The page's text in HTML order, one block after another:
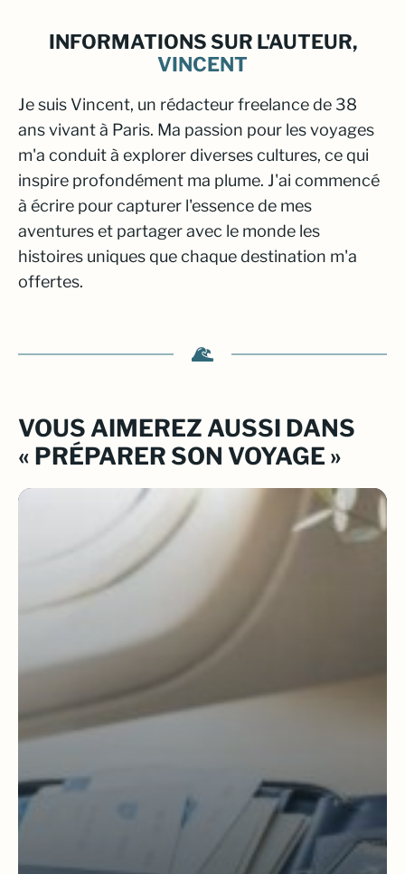
INFORMATIONS SUR L'AUTEUR,
VINCENT
Je suis Vincent, un rédacteur freelance de 38
ans vivant à Paris. Ma passion pour les voyages
m'a conduit à explorer diverses cultures, ce qui
inspire profondément ma plume. J'ai commencé
à écrire pour capturer l'essence de mes
aventures et partager avec le monde les
histoires uniques que chaque destination m'a
offertes.
VOUS AIMEREZ AUSSI DANS
« PRÉPARER SON VOYAGE »